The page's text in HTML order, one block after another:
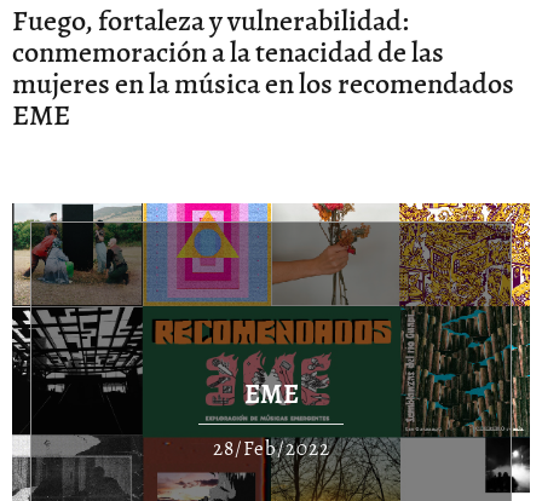
Fuego, fortaleza y vulnerabilidad:
conmemoración a la tenacidad de las
mujeres en la música en los recomendados
EME
EME
28/Feb/2022